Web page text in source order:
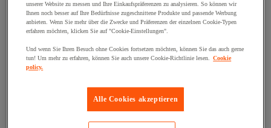
Facettenwert Weniger als 100 €
Weniger als
Facettenwert Zwischen 100 € und 200 € 1)
Zwischen 100 € und 200 €
Facettenwert Zwischen 300 € und 400 €
Zwischen 300 € und 400 €(1)
unserer Website zu messen und Ihre Einkaufspräferenzen zu analysieren. So können wir
Ihnen noch besser auf Ihre Bedürfnisse zugeschnittene Produkte und passende Werbung
anbieten. Wenn Sie mehr über die Zwecke und Präferenzen der einzelnen Cookie-Typen
erfahren möchten, klicken Sie auf "Cookie-Einstellungen".
Und wenn Sie Ihren Besuch ohne Cookies fortsetzen möchten, können Sie das auch gerne
tun! Um mehr zu erfahren, können Sie auch unsere Cookie-Richtlinie lesen. Cookie
policy.
Alle Cookies akzeptieren